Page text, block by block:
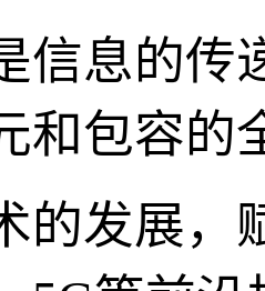
信息的传
和包容的
的发展，